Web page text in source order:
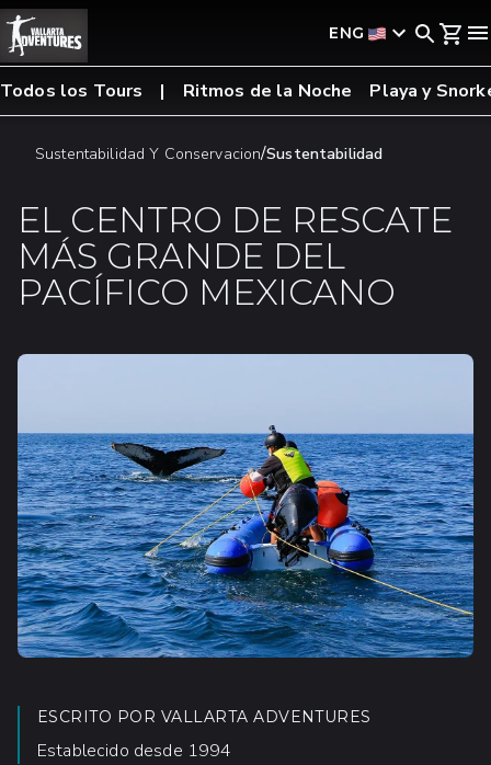
ENG
Todos los Tours Ritmos de la Noche Playa y
Sustentabilidad Y Conservacion/Sustentabilidad
EL CENTRO DE RESCATE
MÁS GRANDE DEL
PACÍFICO MEXICANO
ESCRITO POR VALLARTA ADVENTURES
Establecido desde 1994